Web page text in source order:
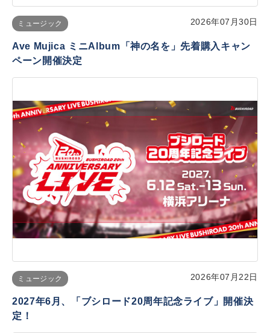
ミュージック 2026年07月30日
Ave Mujica ミニAlbum「神の名を」先着購入キャン
ペーン開催決定
ミュージック 2026年07月22日
2027年6月、「ブシロード20周年記念ライブ」開催決
定！